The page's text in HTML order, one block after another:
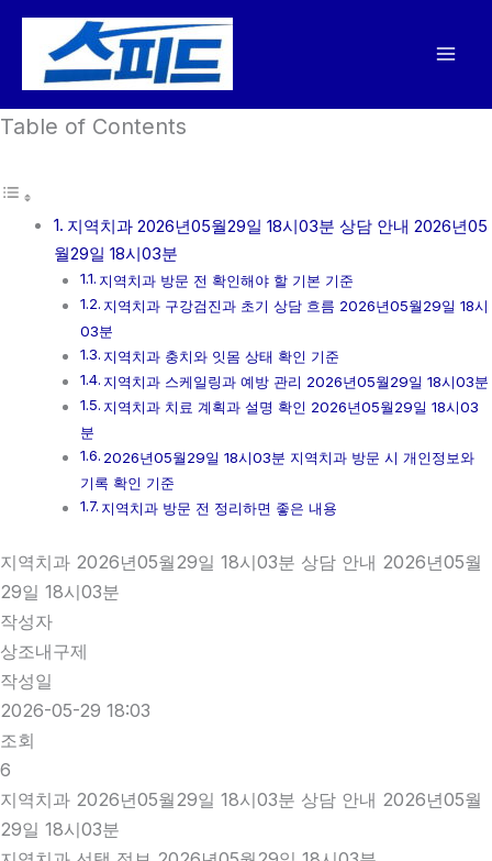
건
뛰
Table of Contents
지역치과 2026년05월29일 18시03분 상담 안내 2026년05
월29일 18시03분
지역치과 방문 전 확인해야 할 기본 기준
지역치과 구강검진과 초기 상담 흐름 2026년05월29일 18시
03분
지역치과 충치와 잇몸 상태 확인 기준
지역치과 스케일링과 예방 관리 2026년05월29일 18시03분
지역치과 치료 계획과 설명 확인 2026년05월29일 18시03
분
2026년05월29일 18시03분 지역치과 방문 시 개인정보와
기록 확인 기준
지역치과 방문 전 정리하면 좋은 내용
지역치과 2026년05월29일 18시03분 상담 안내 2026년05월
29일 18시03분
작성자
상조내구제
작성일
2026-05-29 18:03
조회
6
지역치과 2026년05월29일 18시03분 상담 안내 2026년05월
29일 18시03분